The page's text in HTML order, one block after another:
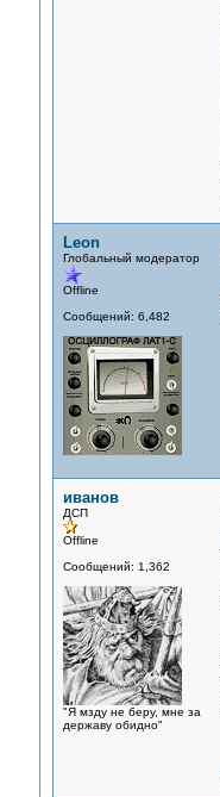
Leon
Глобальный модератор
Offline
Сообщений: 6,482
иванов
ДСП
Offline
Сообщений: 1,362
"Я мзду не беру, мне за
державу обидно"